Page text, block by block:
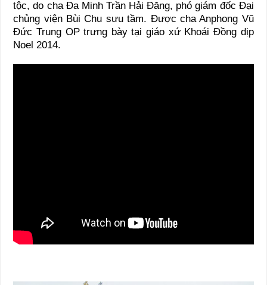
tộc, do cha Đa Minh Trần Hải Đăng, phó giám đốc Đại
chủng viện Bùi Chu sưu tầm. Được cha Anphong Vũ
Đức Trung OP trưng bày tại giáo xứ Khoái Đồng dịp
Noel 2014.